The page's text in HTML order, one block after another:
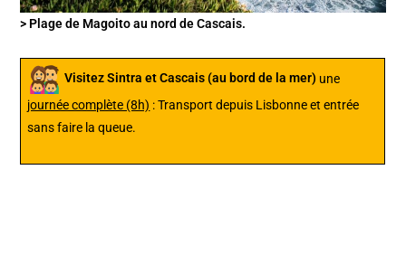
> Plage de Magoito au nord de Cascais.
Visitez Sintra et Cascais (au bord de la mer) une
journée complète (8h) : Transport depuis Lisbonne et entrée
sans faire la queue.